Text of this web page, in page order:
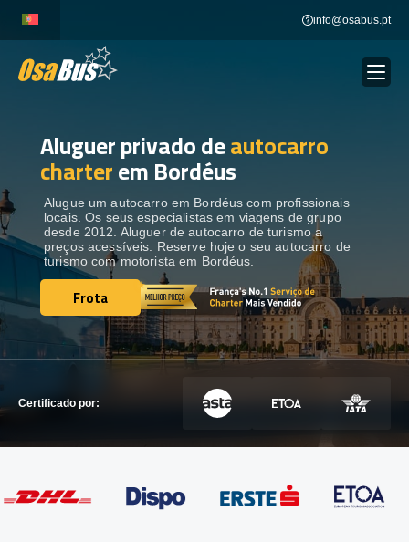
content
info@osabus.pt
ALUGUER DE AUTOCARROS
DESTINOS
FROTA
ENTRE EM CONTACTO
ENTRE EM CONTACTO
Aluguer privado deautocarro
charterem Bordéus
Alugue um autocarro em Bordéus com profissionais
locais. Os seus especialistas em viagens de grupo
desde 2012. Aluguer de autocarro de turismo a
preços acessíveis. Reserve hoje o seu autocarro de
turismo com motorista em Bordéus.
Frota
Frota
Certificado por: